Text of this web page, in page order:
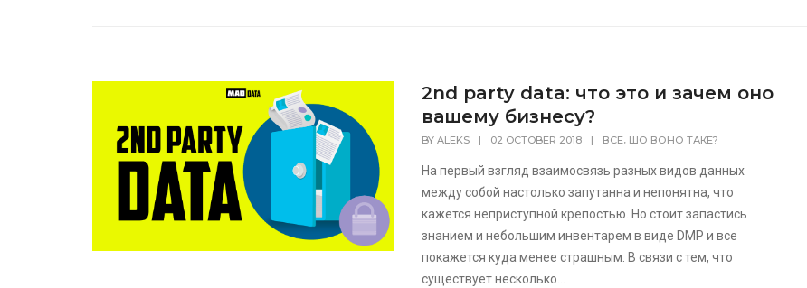
2nd party data: что это и зачем оно
вашему бизнесу?
BYALEKS | 02 OCTOBER 2018 | ВСЕ, ШО ВОНО ТАКЕ?
На первый взгляд взаимосвязь разных видов данных
между собой настолько запутанна и непонятна, что
кажется неприступной крепостью. Но стоит запастись
знанием и небольшим инвентарем в виде DMP и все
покажется куда менее страшным. В связи с тем, что
существует несколько...